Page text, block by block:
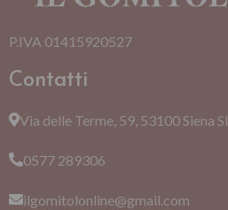
P.IVA 01415920527
Contatti
Via delle Terme, 59, 53100 Siena SI
0577 289306
ilgomitolonline@gmail.com